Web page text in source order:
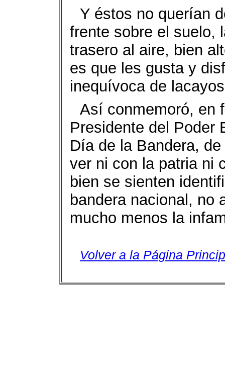
Y éstos no querían
frente sobre el suelo,
trasero al aire, bien
es que les gusta y
inequívoca de
Así conmemoró, en
Presidente del Poder
Día de la Bandera,
ver ni con la patria ni
bien se sienten
bandera nacional, no
mucho menos la
Volver a la Página